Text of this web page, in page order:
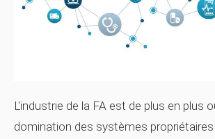
L'industrie de la FA est de plus en plus
domination des systèmes